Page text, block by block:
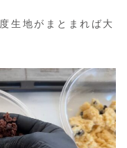
生地がまとまれば大